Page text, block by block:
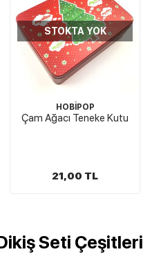
STOKTA YOK
HOBİPOP
Çam Ağacı Teneke Kutu
21,00 TL
Seti Çeşitleri